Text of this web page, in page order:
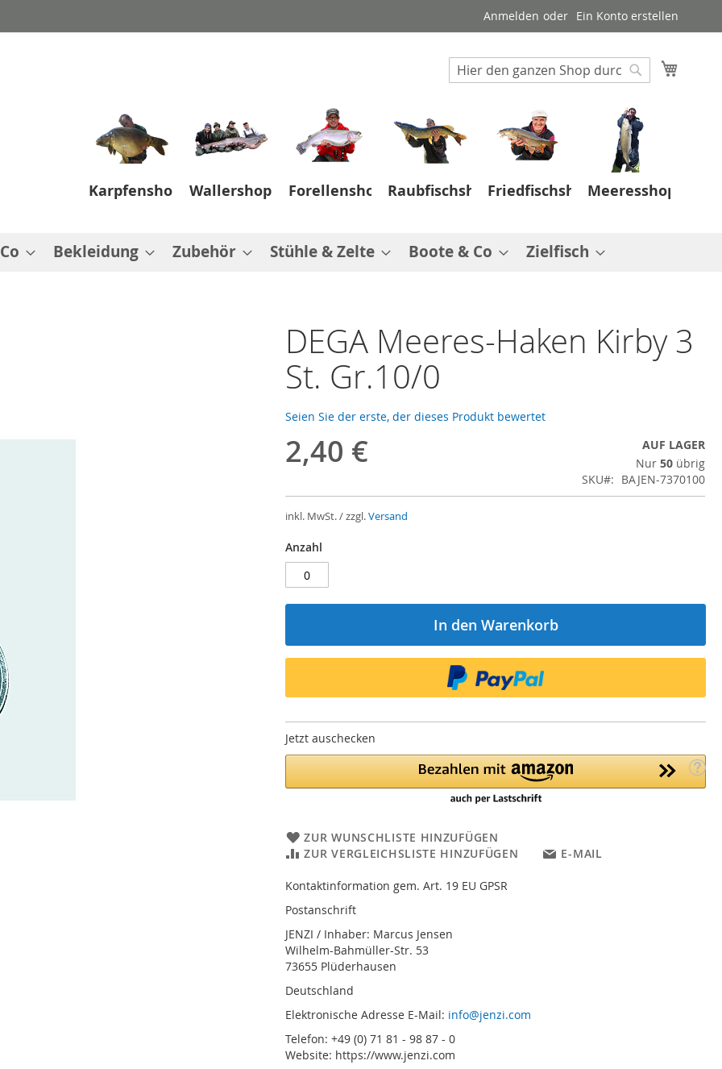
Anmelden Ein Konto erstellen
Suche
Suche
Karpfenshop Wallershop Forellenshop RaubfischshopFriedfischshopMeeresshop
Bekleidung Zubehör Stühle & Zelte Boote & Co Zielfisch
DEGA Meeres-Haken Kirby 3
St. Gr.10/0
Seien Sie der erste, der dieses Produkt bewertet
2,40 €
AUF LAGER
Nur50 übrig
SKU
BAJEN-7370100
inkl. MwSt. / zzgl.Versand
Anzahl
In den Warenkorb
Jetzt auschecken
ZUR WUNSCHLISTE HINZUFÜGEN
ZUR VERGLEICHSLISTE HINZUFÜGEN
E-MAIL
Kontaktinformation gem. Art. 19 EU GPSR
Postanschrift
JENZI / Inhaber: Marcus Jensen
Wilhelm-Bahmüller-Str. 53
73655 Plüderhausen
Deutschland
Elektronische Adresse E-Mail: info@jenzi.com
Telefon: +49 (0) 71 81 - 98 87 - 0
Website: https://www.jenzi.com